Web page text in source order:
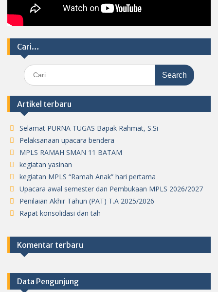
Cari…
Search
for:
Artikel terbaru
Selamat PURNA TUGAS Bapak Rahmat, S.Si
Pelaksanaan upacara bendera
MPLS RAMAH SMAN 11 BATAM
kegiatan yasinan
kegiatan MPLS “Ramah Anak” hari pertama
Upacara awal semester dan Pembukaan MPLS 2026/2027
Penilaian Akhir Tahun (PAT) T.A 2025/2026
Rapat konsolidasi dan tah
Komentar terbaru
Data Pengunjung